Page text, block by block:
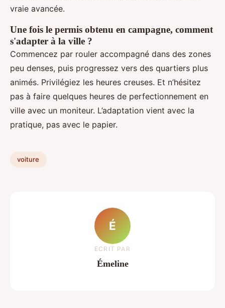
vraie avancée.
Une fois le permis obtenu en campagne, comment
s'adapter à la ville ?
Commencez par rouler accompagné dans des zones
peu denses, puis progressez vers des quartiers plus
animés. Privilégiez les heures creuses. Et n’hésitez
pas à faire quelques heures de perfectionnement en
ville avec un moniteur. L’adaptation vient avec la
pratique, pas avec le papier.
voiture
É
ECRIT PAR
Émeline